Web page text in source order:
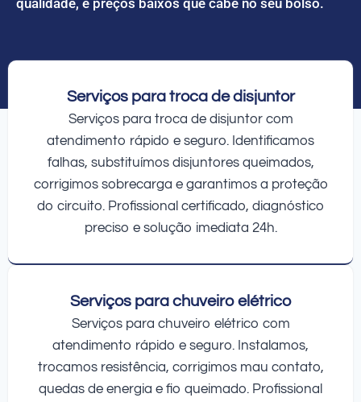
Serviços para troca de disjuntor
Serviços para troca de disjuntor com
atendimento rápido e seguro. Identificamos
falhas, substituímos disjuntores queimados,
corrigimos sobrecarga e garantimos a proteção
do circuito. Profissional certificado, diagnóstico
preciso e solução imediata 24h.
Serviços para chuveiro elétrico
Serviços para chuveiro elétrico com
atendimento rápido e seguro. Instalamos,
trocamos resistência, corrigimos mau contato,
quedas de energia e fio queimado. Profissional